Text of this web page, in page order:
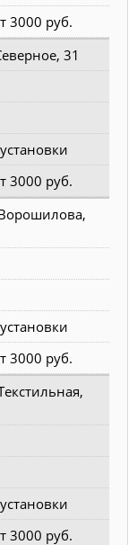
3000 руб.
31
3000 руб.
3000 руб.
3000 руб.